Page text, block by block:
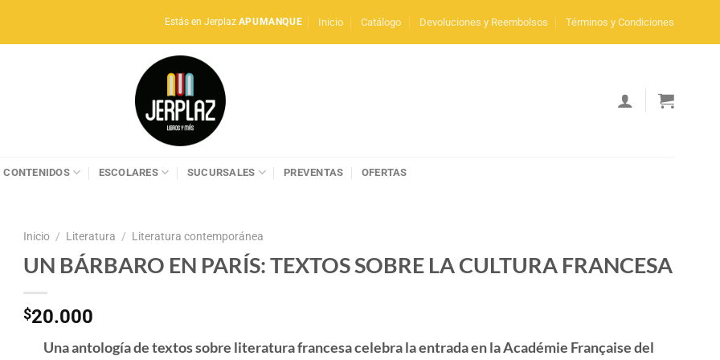
Estás en Jerplaz APUMANQUE Inicio Catálogo Devoluciones y Reembolsos Términos y Condiciones
CONTENIDOS ESCOLARES SUCURSALES PREVENTAS OFERTAS
Inicio / Literatura / Literatura contemporánea
UN BÁRBARO EN PARÍS: TEXTOS SOBRE LA CULTURA FRANCESA
$20.000
Una antología de textos sobre literatura francesa celebra la entrada en la Académie Française del